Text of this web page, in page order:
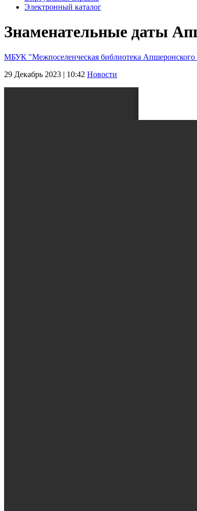
Электронный каталог
Знаменательные даты
МБУК "Межпоселенческая библиотека Апшеронского
29 Декабрь 2023 | 10:42 Новости